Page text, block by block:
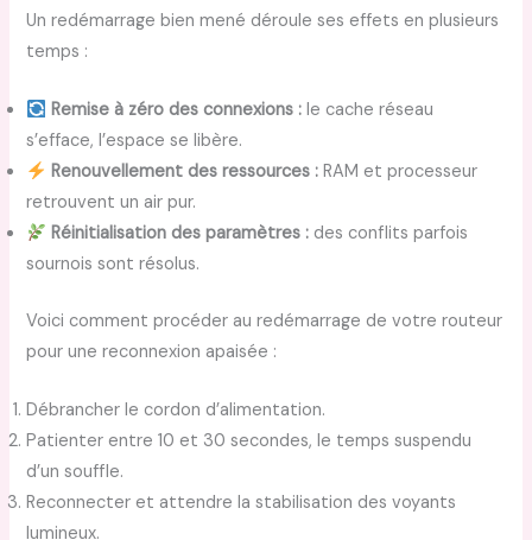
Un redémarrage bien mené déroule ses effets en plusieurs
temps :
Remise à zéro des connexions : le cache réseau
s’efface, l’espace se libère.
Renouvellement des ressources : RAM et processeur
retrouvent un air pur.
Réinitialisation des paramètres : des conflits parfois
sournois sont résolus.
Voici comment procéder au redémarrage de votre routeur
pour une reconnexion apaisée :
Débrancher le cordon d’alimentation.
Patienter entre 10 et 30 secondes, le temps suspendu
d’un souffle.
Reconnecter et attendre la stabilisation des voyants
lumineux.